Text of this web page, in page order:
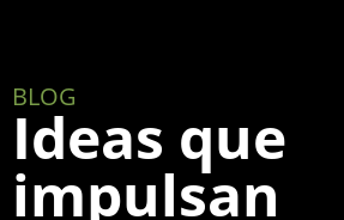
BLOG
Ideas que
impulsan